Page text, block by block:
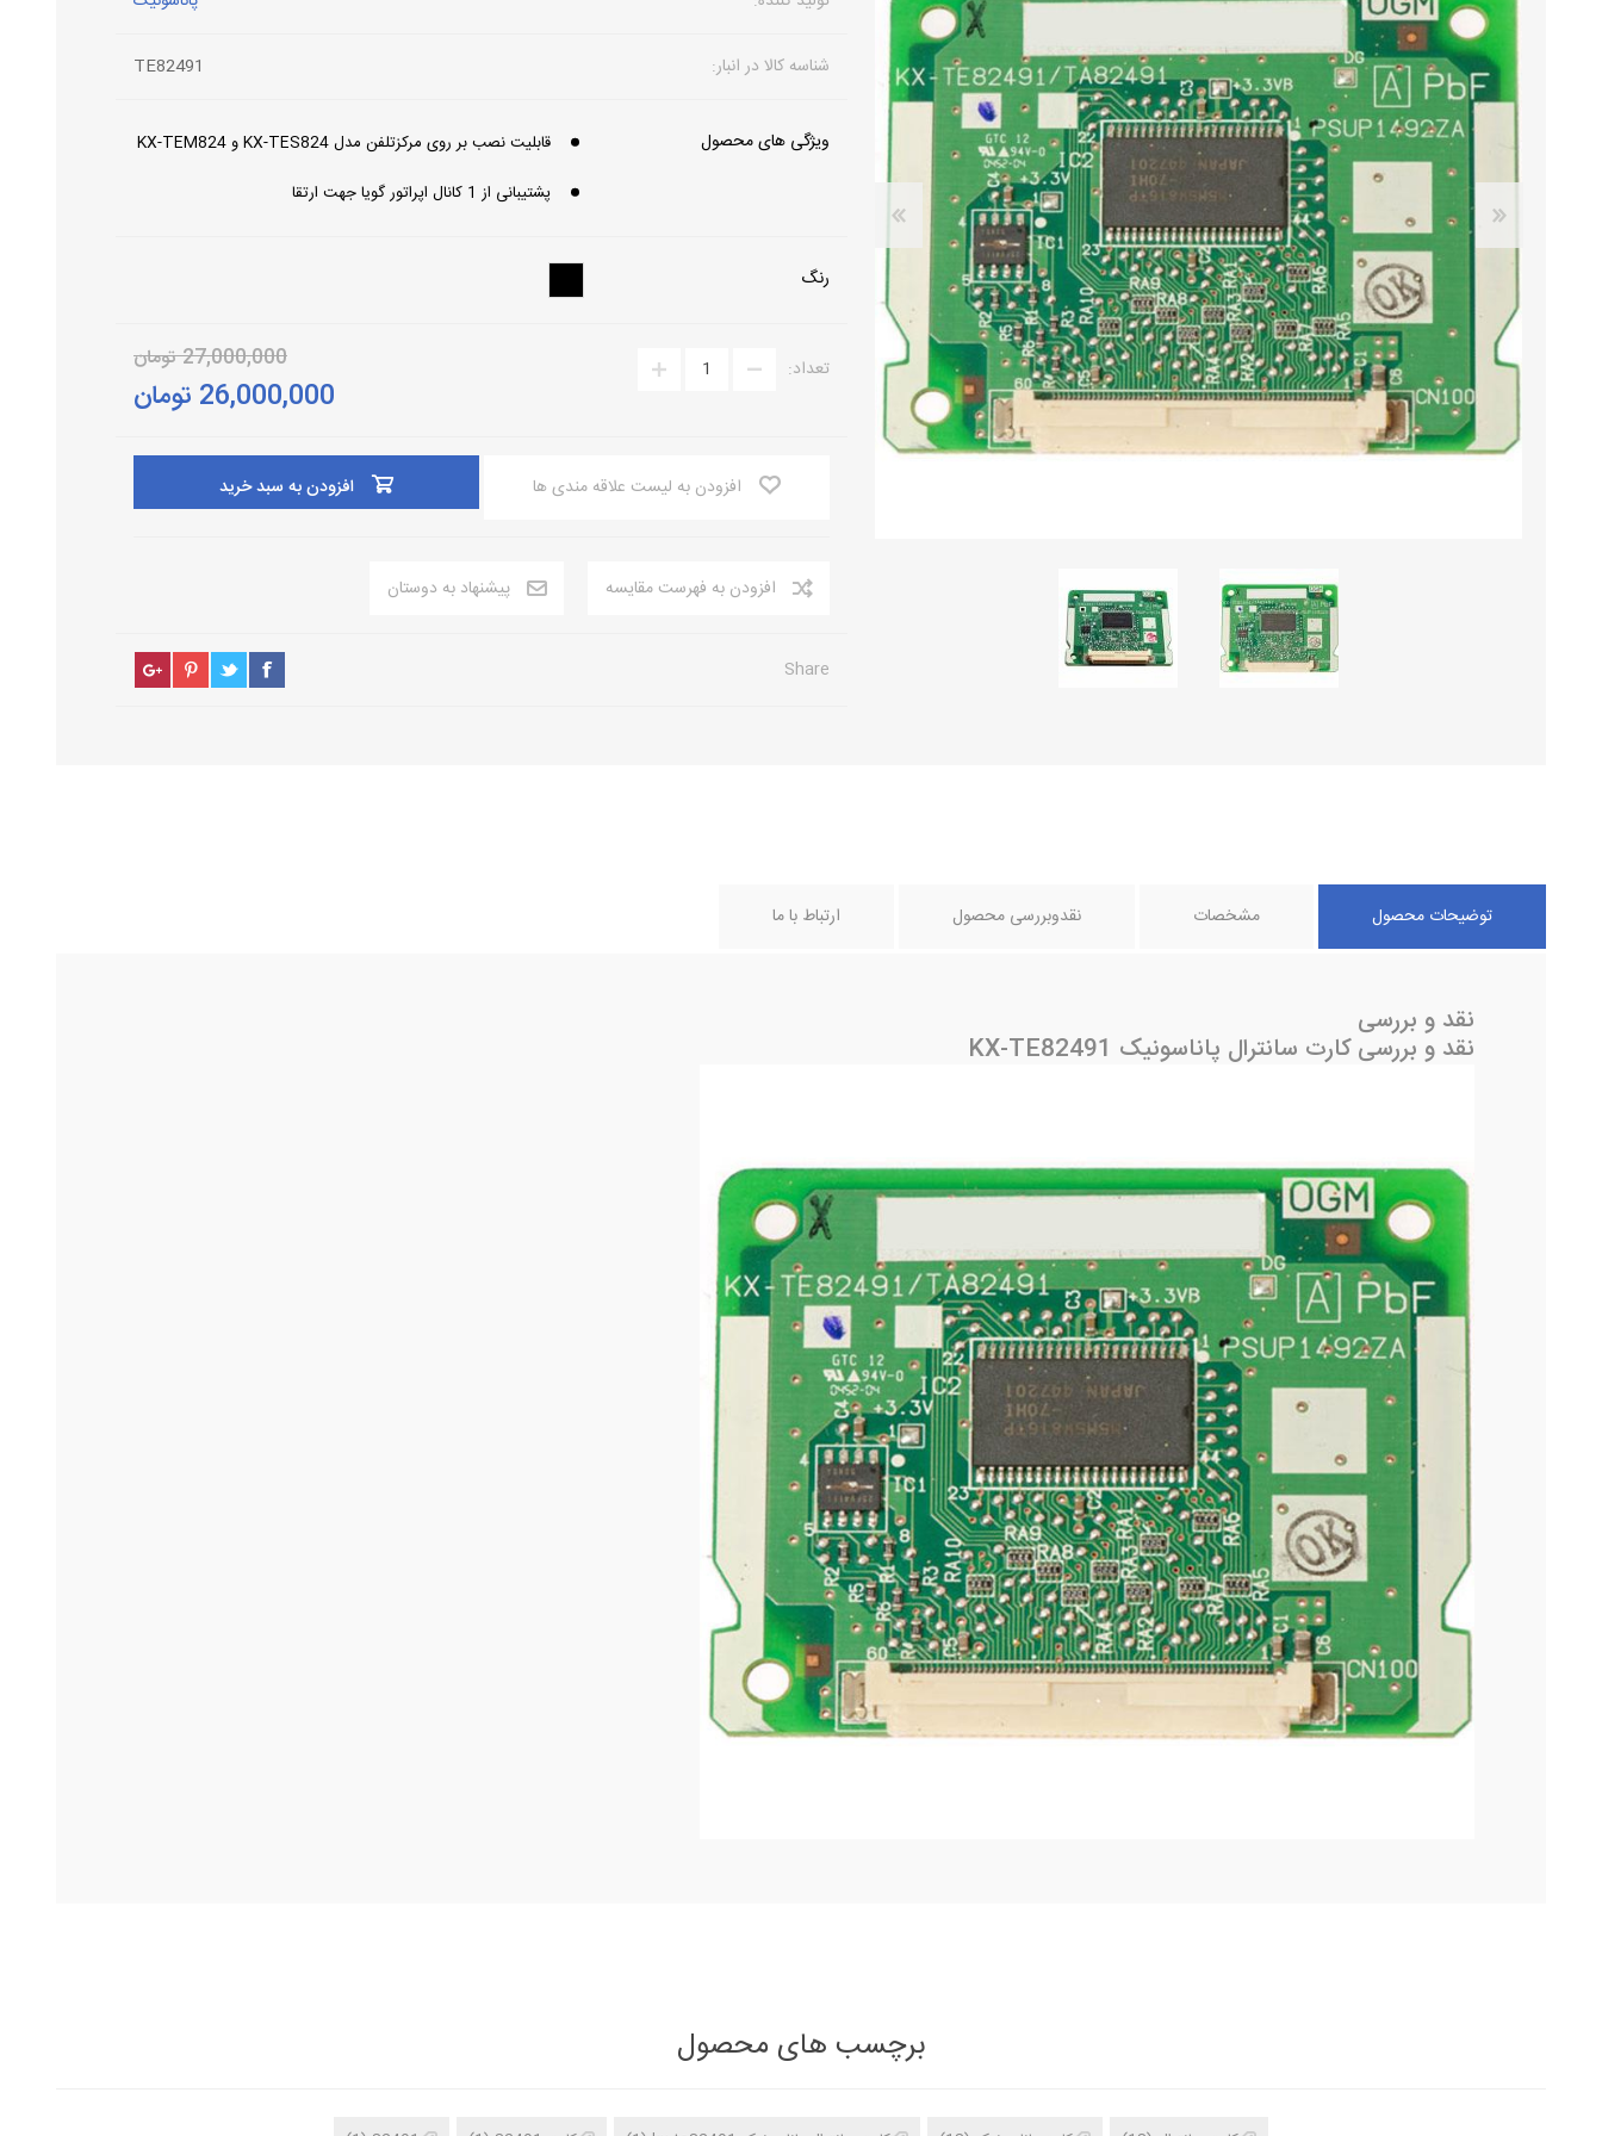
دستگاه سانترال
کارت سانترال
تجهیزات ویپ
تلفن سانترال
تلفن تحت شبکه
آنتن دکت، کنسول تلفن
لوازم جانبی
هدست تلفن
تلفن بی سیم
تلفن رومیزی
باتری تلفن
دوربین مداربسته تحت شبکه
تجهیزات دوربین مدار بسته
داهوا
شناسه کالا در انبار: TE82491
ویژگی های محصول
قابلیت نصب بر روی مرکزتلفن مدل KX-TES824 و KX-TEM824
پشتیبانی از 1 کانال اپراتور گویا جهت ارتقا
رنگ
27,000,000 تومان
26,000,000 تومان
تعداد:
افزودن به لیست علاقه مندی ها افزودن به سبد خرید
افزودن به فهرست مقایسه پیشنهاد به دوستان
Share
توضیحات محصول مشخصات نقدوبررسی محصول ارتباط با ما
نقد و بررسی
نقد و بررسی کارت سانترال پاناسونیک KX-TE82491
برچسب های محصول